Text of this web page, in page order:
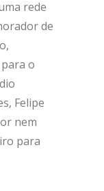
rede
de
o
Felipe
nem
para